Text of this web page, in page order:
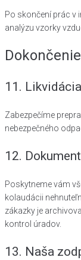
Po skončení prác v
analýzu vzorky
11.
Zabezpečíme
nebezpečného
12.
Poskytneme vám
kolaudácii
zákazky je
kontrol úradov.
13. Naša